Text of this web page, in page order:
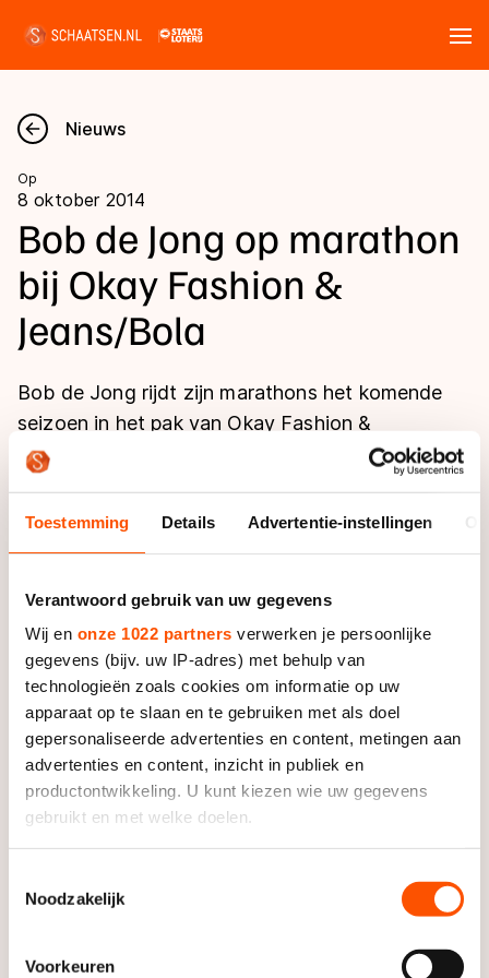
Toestemming Details Advertentie-instellingen
Verantwoord gebruik van uw gegevens
Wij en onze 1022 partners verwerken je persoonlijke
gegevens (bijv. uw IP-adres) met behulp van
technologieën zoals cookies om informatie op uw
apparaat op te slaan en te gebruiken met als doel
gepersonaliseerde advertenties en content, metingen aan
advertenties en content, inzicht in publiek en
productontwikkeling. U kunt kiezen wie uw gegevens
gebruikt en met welke doelen.
Informatie verzamelen over uw geografische locatie,
Uw apparaat identificeren door het actief te scannen
Noodzakelijk
Voorkeuren
Nieuws
Kalender
Disciplines
Marathon
Inlineskaten
Kunstschaatsen
Schoonrijden
Uitslagen
Langebaan
Marathon
Inlineskaten
Kunstschaatsen
Tijden & historie
Ranglijsten Langebaan
Persoonlijke records & tijden
Historie & statistiek
De weg op
Deze zomer de weg op
Waar kan ik schaatsen en skaten?
Schaatsfans
Alles voor jou als schaatsfan
Evenementen
Tickets
Livestreams
Word schaatsfan!
Winacties
Olympische Spelen
Olympische Spelen
Medaille overzicht
Medaillespiegel
Olympische uitslagen
Van Jong tot Goud verhalen
Nieuws
Op
8 oktober 2014
Bob de Jong op marathon
bij Okay Fashion &
Jeans/Bola
Bob de Jong rijdt zijn marathons het komende
seizoen in het pak van Okay Fashion &
Jeans/Bola.